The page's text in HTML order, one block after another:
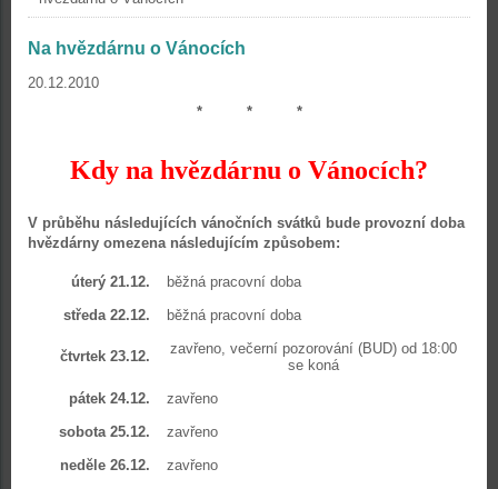
Na hvězdárnu o Vánocích
20.12.2010
* * *
Kdy na hvězdárnu o Vánocích?
V průběhu následujících vánočních svátků bude provozní doba
hvězdárny omezena následujícím způsobem:
úterý 21.12.
běžná pracovní doba
středa 22.12.
běžná pracovní doba
čtvrtek 23.12.
zavřeno, večerní pozorování (BUD) od 18:00
se koná
pátek 24.12.
zavřeno
sobota 25.12.
zavřeno
neděle 26.12.
zavřeno